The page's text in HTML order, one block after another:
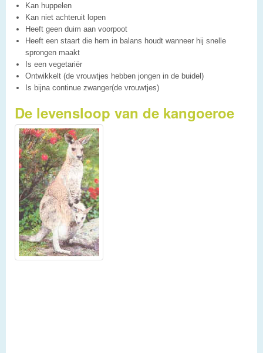
Kan huppelen
Kan niet achteruit lopen
Heeft geen duim aan voorpoot
Heeft een staart die hem in balans houdt wanneer hij snelle
sprongen maakt
Is een vegetariër
Ontwikkelt (de vrouwtjes hebben jongen in de buidel)
Is bijna continue zwanger(de vrouwtjes)
De levensloop van de kangoeroe